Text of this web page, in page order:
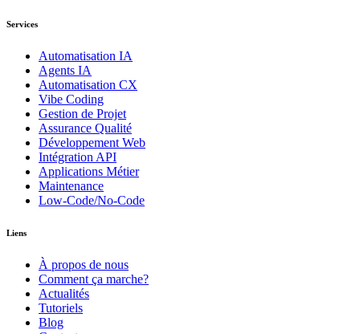
Services
Automatisation IA
Agents IA
Automatisation CX
Vibe Coding
Gestion de Projet
Assurance Qualité
Développement Web
Intégration API
Applications Métier
Maintenance
Low-Code/No-Code
Liens
À propos de nous
Comment ça marche?
Actualités
Tutoriels
Blog